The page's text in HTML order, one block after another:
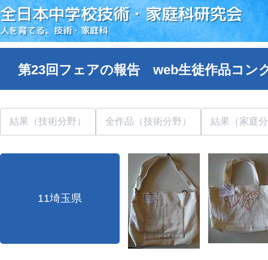
全日本中学校技術・家庭科研究会
人を育てる、技術・家庭科
第23回フェアの報告 web生徒作品コン
結果（技術分野） 全作品（技術分野） 結果（家庭
11埼玉県